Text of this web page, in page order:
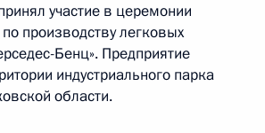
участие в церемонии
производству легковых
Бенц». Предприятие
индустриального парка
области.